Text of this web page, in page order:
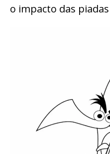
o impacto das